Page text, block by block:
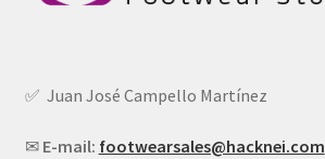
✅ Juan José Campello Martínez
✉ E-mail: footwearsales@hacknei.com